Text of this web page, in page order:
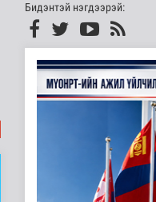
Бидэнтэй нэгдээрэй: